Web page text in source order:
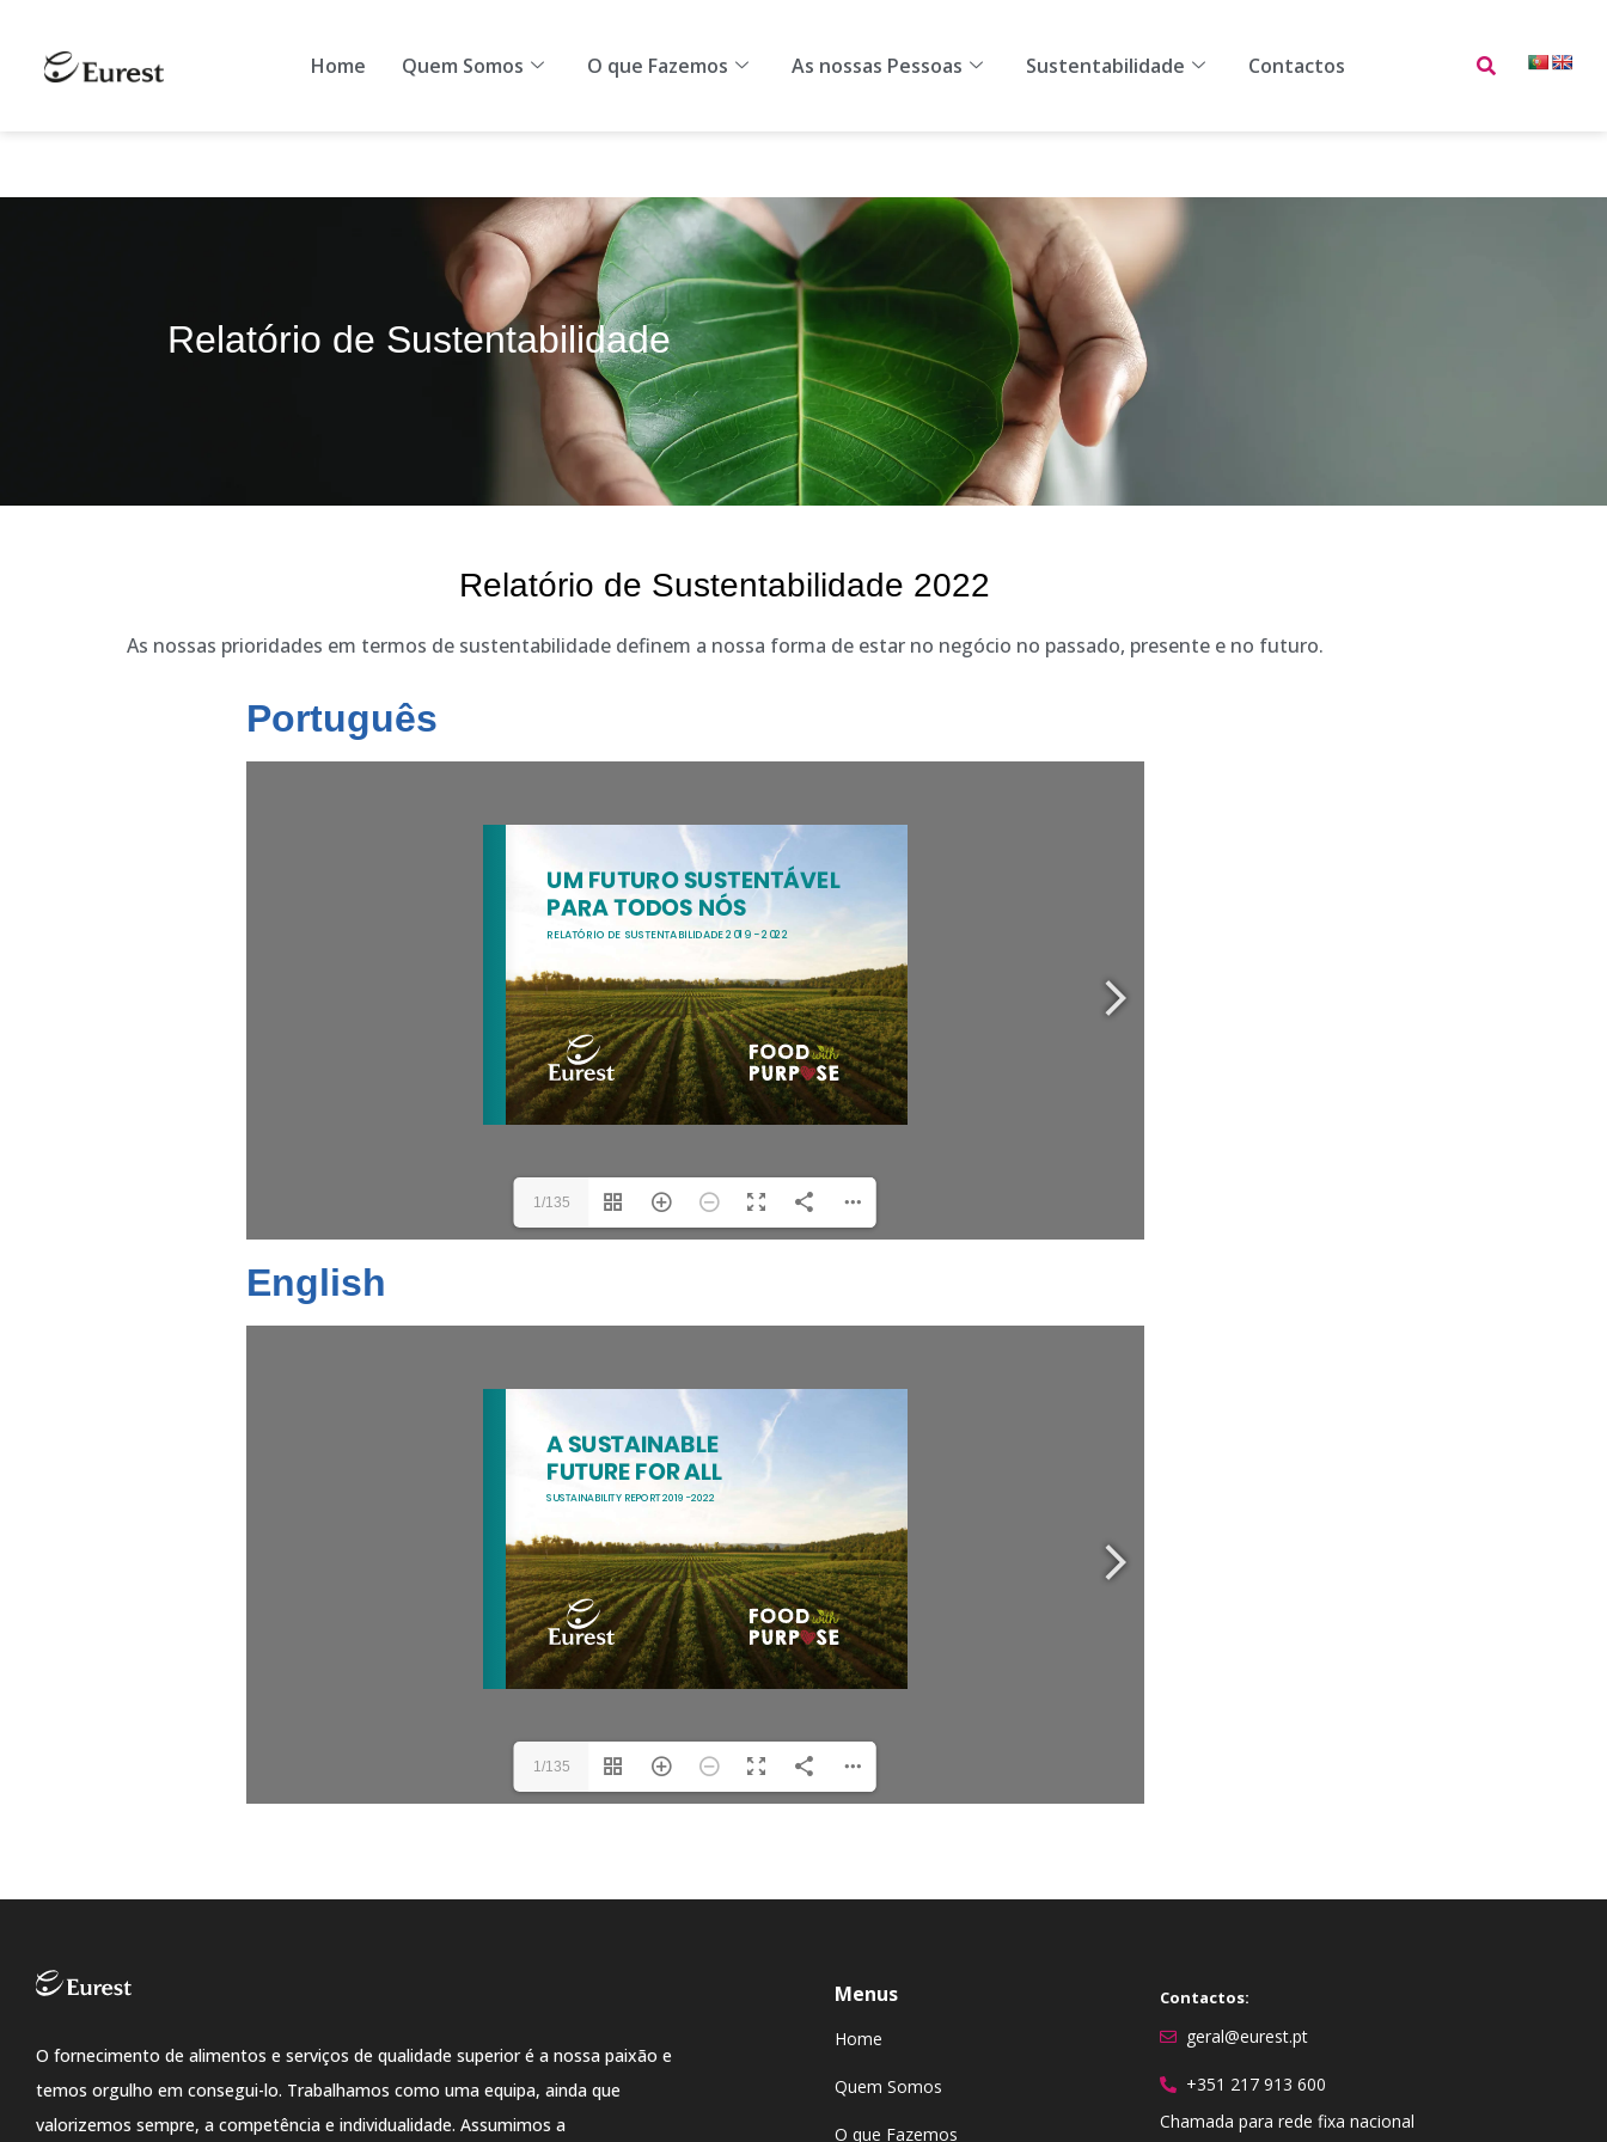
Home Quem Somos O que Fazemos As nossas Pessoas Sustentabilidade Contactos
Relatório de Sustentabilidade
Relatório de Sustentabilidade 2022
As nossas prioridades em termos de sustentabilidade definem a nossa forma de estar no negócio no passado, presente e no futuro.
Português
1/135
English
1/135
O fornecimento de alimentos e serviços de qualidade superior é a nossa paixão e
temos orgulho em consegui-lo. Trabalhamos como uma equipa, ainda que
valorizemos sempre, a competência e individualidade. Assumimos a
Menus
Home
Quem Somos
O que Fazemos
Contactos:
geral@eurest.pt
+351 217 913 600
Chamada para rede fixa nacional